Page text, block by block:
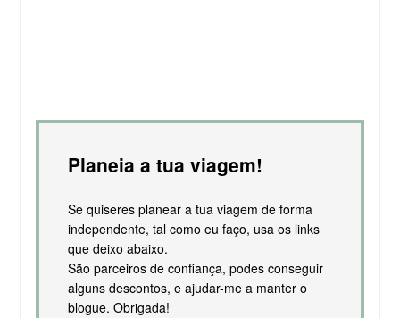
Planeia a tua viagem!
Se quiseres planear a tua viagem de forma
independente, tal como eu faço, usa os links
que deixo abaixo.
São parceiros de confiança, podes conseguir
alguns descontos, e ajudar-me a manter o
blogue. Obrigada!